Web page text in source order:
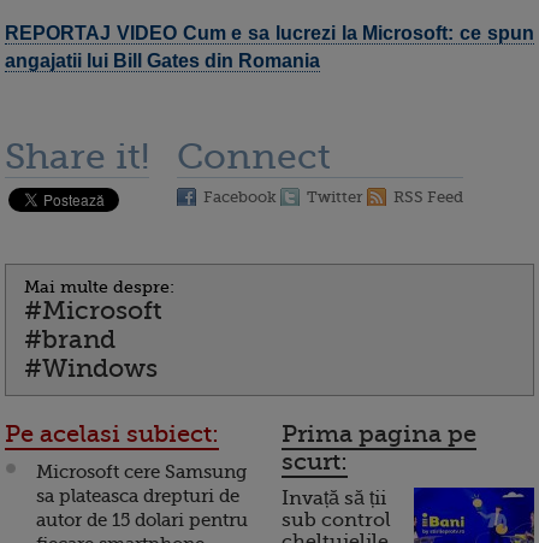
REPORTAJ VIDEO Cum e sa lucrezi la Microsoft: ce spun
angajatii lui Bill Gates din Romania
Share it! Connect
Facebook Twitter RSS Feed
Mai multe despre:
#Microsoft
#brand
#Windows
Pe acelasi subiect:
Microsoft cere Samsung
sa plateasca drepturi de
autor de 15 dolari pentru
Prima pagina pe
scurt:
Invață să ții
sub control